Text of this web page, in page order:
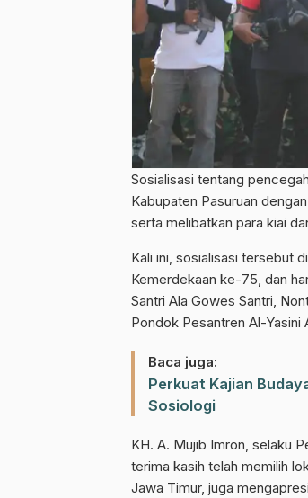
Sosialisasi tentang
Kabupaten Pasuruan
serta melibatkan para kiai
Kali ini, sosialisasi tersebut
Kemerdekaan ke-75, dan
Santri Ala Gowes Santri,
Pondok Pesantren Al-
Baca juga:
Perkuat Kajian
Sosiologi
KH. A. Mujib Imron, selaku
terima kasih telah memilih
Jawa Timur, juga